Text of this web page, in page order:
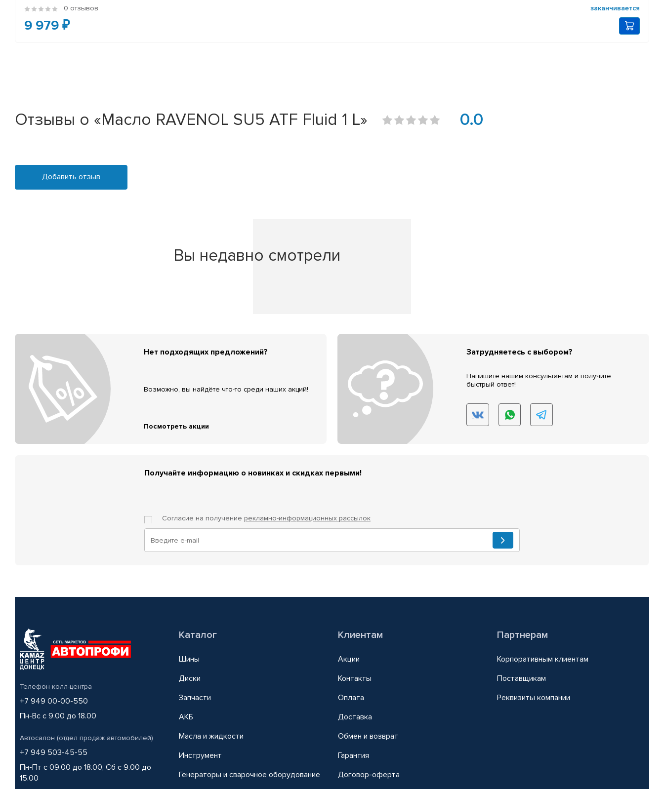
0 отзывов заканчивается
9 979 ₽
Отзывы о «Масло RAVENOL SU5 ATF Fluid 1 L» 0.0
Добавить отзыв
Вы недавно смотрели
Нет подходящих предложений?
Возможно, вы найдёте что-то среди наших акций!
Посмотреть акции
Затрудняетесь с выбором?
Напишите нашим консультантам и получите
быстрый ответ!
Получайте информацию о новинках и скидках первыми!
Согласие на получение рекламно-информационных рассылок
Телефон колл-центра
+7 949 00-00-550
Пн-Вс с 9.00 до 18.00
Автосалон (отдел продаж автомобилей)
+7 949 503-45-55
Пн-Пт с 09.00 до 18.00, Сб с 9.00 до
15.00
Каталог
Шины
Диски
Запчасти
АКБ
Масла и жидкости
Инструмент
Генераторы и сварочное оборудование
Клиентам
Акции
Контакты
Оплата
Доставка
Обмен и возврат
Гарантия
Договор-оферта
Партнерам
Корпоративным клиентам
Поставщикам
Реквизиты компании